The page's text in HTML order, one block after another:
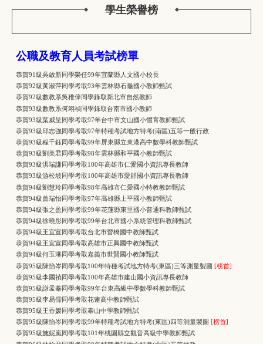
學生榮譽榜
公職及教育人員考試榜單
恭賀91級吳啟新同學榮任99年宜蘭縣人文國小校長
恭賀92級黃淑萍同學考取93年雲林縣石龜國小教師甄試
恭賀92級數教系吳稚偉同學錄取新北市自然教師
恭賀93級數教系何翊禎同學錄取台南市國小教師
恭賀93級葉威呈同學考取97年台中市文山國小體育教師甄試
恭賀93級邱志強同學考取97年特種考試地方特考(南區)五等一般行政
恭賀93級程千鈺同學考取99年屏東縣立東港高中數學科教師甄試
恭賀93級劉美君同學考取98年雲林縣和平國小教師甄試
恭賀93級洪瑞謙同學考取100年高雄市仁愛國小資訊專長教師
恭賀93級游松坡同學考取100年高雄市愛群國小資訊專長教師
恭賀94級劉慧玲同學考取98年高雄市仁愛國小特教教師甄試
恭賀94級曾瑞怡同學考取97年高雄縣上平國小教師甄試
恭賀94級張之盈同學考取99年花蓮縣東里國小普通科教師甄試
恭賀94級徐曉彤同學考取99年台北市國小系統管理科教師甄試
恭賀94級王宜宣同學考取台北市營橋國中教師甄試
恭賀94級王宜宣同學考取高雄市正興國中教師甄試
恭賀94級何玉琳同學考取嘉義市世賢國小教師甄試
恭賀95級陳怡岑同學考取100年特種考試地方特考(東區)三等測量製圖 [榜首]
恭賀95級李國禎同學考取100年高雄市建山國小資訊專長教師
恭賀95級謝孟蓁同學考取99年台東高級中學數學科教師甄試
恭賀95級李易儒同學考取花蓮高中教師甄試
恭賀95級王香媛同學考取泰山中學教師甄試
恭賀95級陳怡岑同學考取99年特種考試地方特考(東區)四等測量製圖 [榜首]
恭賀95級施妮嵐同學考取101年桃園縣立觀音高級中學教師甄試